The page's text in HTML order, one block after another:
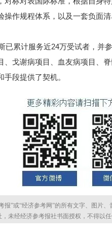
操作规程体系，以及一套负面
累计服务近24万受试者，并
、戈谢病项目、血友病项目、
段提供了契机。
报”或“经济参考网”的所有文字、图片
未经经济参考报社书面授权，不得以任